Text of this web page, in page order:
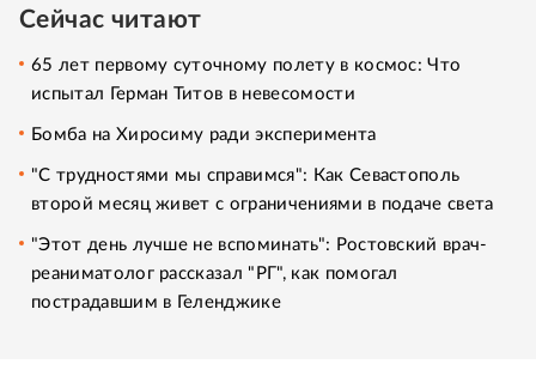
Сейчас читают
65 лет первому суточному полету в космос: Что
испытал Герман Титов в невесомости
Бомба на Хиросиму ради эксперимента
"С трудностями мы справимся": Как Севастополь
второй месяц живет с ограничениями в подаче света
"Этот день лучше не вспоминать": Ростовский врач-
реаниматолог рассказал "РГ", как помогал
пострадавшим в Геленджике